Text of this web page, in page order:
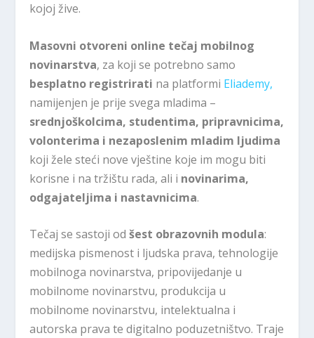
kojoj žive.
Masovni otvoreni online tečaj mobilnog
novinarstva, za koji se potrebno samo
besplatno registrirati na platformi Eliademy,
namijenjen je prije svega mladima –
srednjoškolcima, studentima, pripravnicima,
volonterima i nezaposlenim mladim ljudima
koji žele steći nove vještine koje im mogu biti
korisne i na tržištu rada, ali i novinarima,
odgajateljima i nastavnicima.
Tečaj se sastoji odšest obrazovnih modula:
medijska pismenost i ljudska prava, tehnologije
mobilnoga novinarstva, pripovijedanje u
mobilnome novinarstvu, produkcija u
mobilnome novinarstvu, intelektualna i
autorska prava te digitalno poduzetništvo. Traje